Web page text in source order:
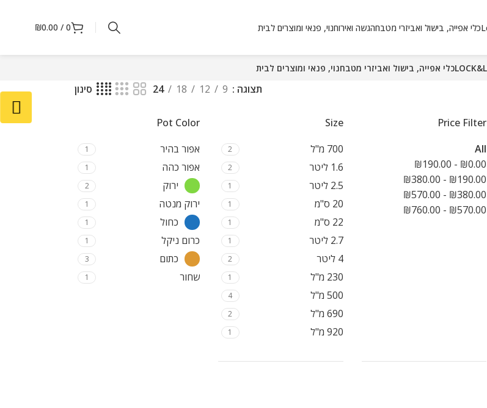
כלי אפייה, בישול ואביזרי מטבחהגשה ואירוחנוי, פנאי ומוצרים לבית 0
/
₪0.00
כלי אפייה, בישול ואביזרי מטבחנוי, פנאי ומוצרים לבית
תצוגה 9
12
18
24 סינון
Price Filter
All
₪0.00
-
₪190.00
₪190.00
-
₪380.00
₪380.00
-
₪570.00
₪570.00
-
₪760.00
Size
700 מ"ל
2
1.6 ליטר 2
2.5 ליטר 1
20 ס"מ 1
22 ס"מ 1
2.7 ליטר 1
4 ליטר 2
230 מ"ל 1
500 מ"ל 4
690 מ"ל 2
920 מ"ל 1
Pot Color
אפור בהיר
1
אפור כהה 1
ירוק 2
ירוק מנטה 1
כחול 1
כרום ניקל 1
כתום 3
שחור 1